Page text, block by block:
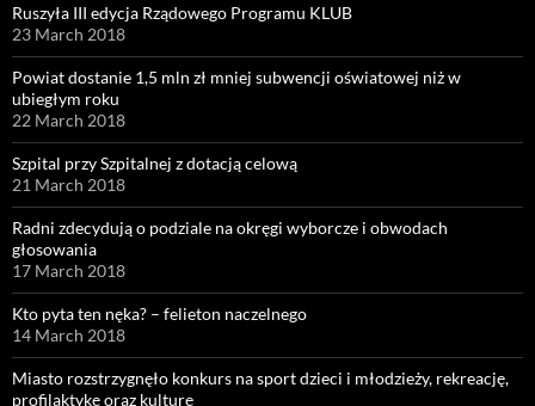
Ruszyła III edycja Rządowego Programu KLUB
23 March 2018
Powiat dostanie 1,5 mln zł mniej subwencji oświatowej niż w
ubiegłym roku
22 March 2018
Szpital przy Szpitalnej z dotacją celową
21 March 2018
Radni zdecydują o podziale na okręgi wyborcze i obwodach
głosowania
17 March 2018
Kto pyta ten nęka? – felieton naczelnego
14 March 2018
Miasto rozstrzygnęło konkurs na sport dzieci i młodzieży, rekreację,
profilaktykę oraz kulturę